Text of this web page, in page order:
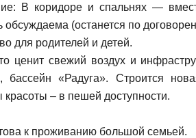
В коридоре и спальнях —
обсуждаема (останется по
для родителей и детей.
ценит свежий воздух и
бассейн «Радуга». Строится
красоты – в пешей доступности.
к проживанию большой семьей.